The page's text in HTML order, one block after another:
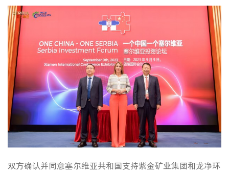
双方确认并同意塞尔维亚共和国支持紫金矿业集团和龙净环